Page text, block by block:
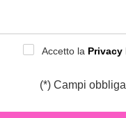
e splendidi colori
Accetto la Privacy
(*) Campi